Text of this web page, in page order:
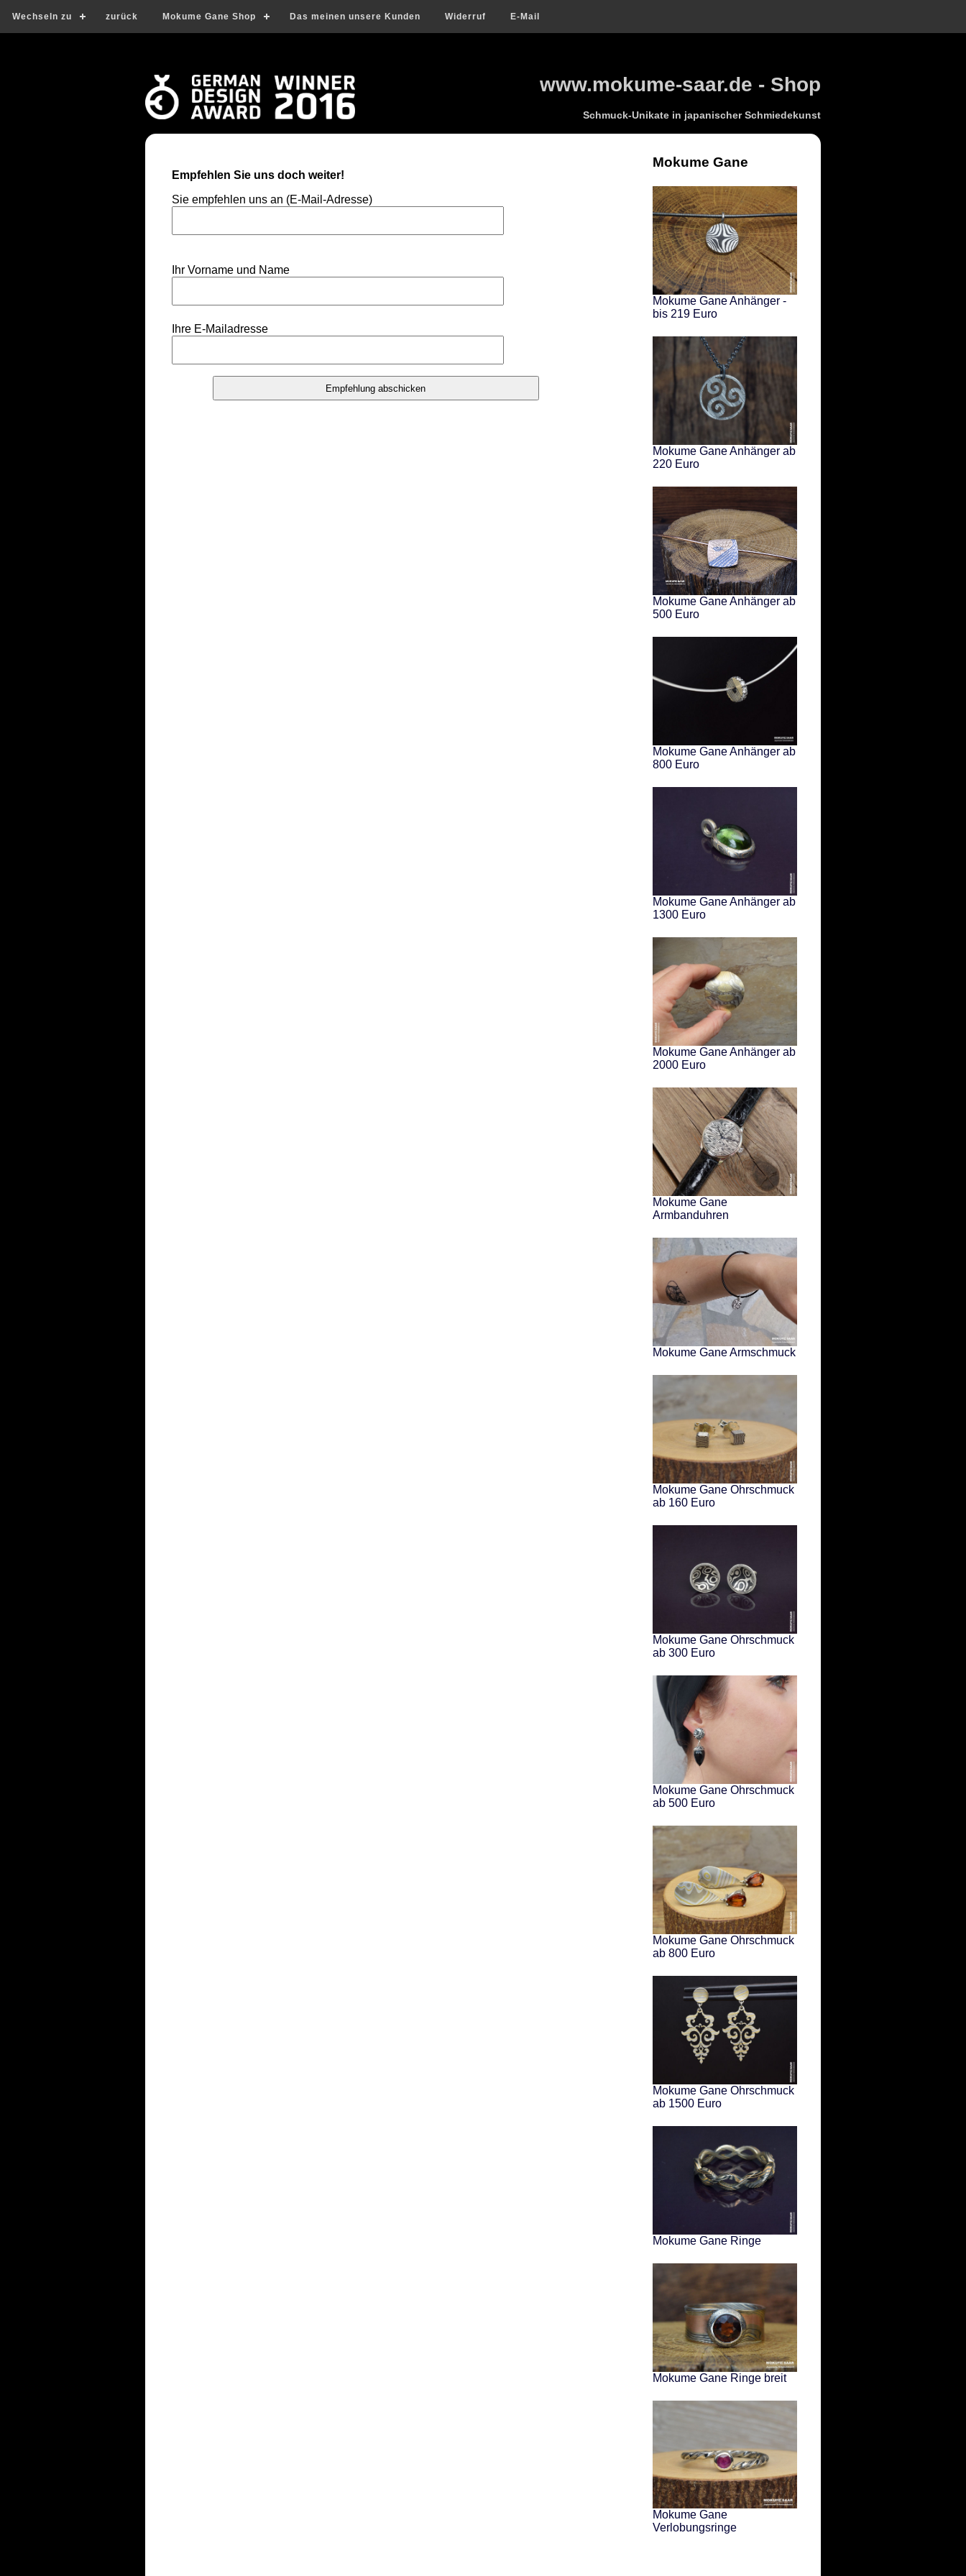
Wechseln zu zurück Mokume Gane Shop Das meinen unsere Kunden Widerruf E-Mail
www.mokume-saar.de - Shop
Schmuck-Unikate in japanischer Schmiedekunst
Empfehlen Sie uns doch weiter!
Sie empfehlen uns an (E-Mail-Adresse)
Ihr Vorname und Name
Ihre E-Mailadresse
Mokume Gane
Mokume Gane Anhänger -
bis 219 Euro
Mokume Gane Anhänger ab
220 Euro
Mokume Gane Anhänger ab
500 Euro
Mokume Gane Anhänger ab
800 Euro
Mokume Gane Anhänger ab
1300 Euro
Mokume Gane Anhänger ab
2000 Euro
Mokume Gane
Armbanduhren
Mokume Gane Armschmuck
Mokume Gane Ohrschmuck
ab 160 Euro
Mokume Gane Ohrschmuck
ab 300 Euro
Mokume Gane Ohrschmuck
ab 500 Euro
Mokume Gane Ohrschmuck
ab 800 Euro
Mokume Gane Ohrschmuck
ab 1500 Euro
Mokume Gane Ringe
Mokume Gane Ringe breit
Mokume Gane
Verlobungsringe